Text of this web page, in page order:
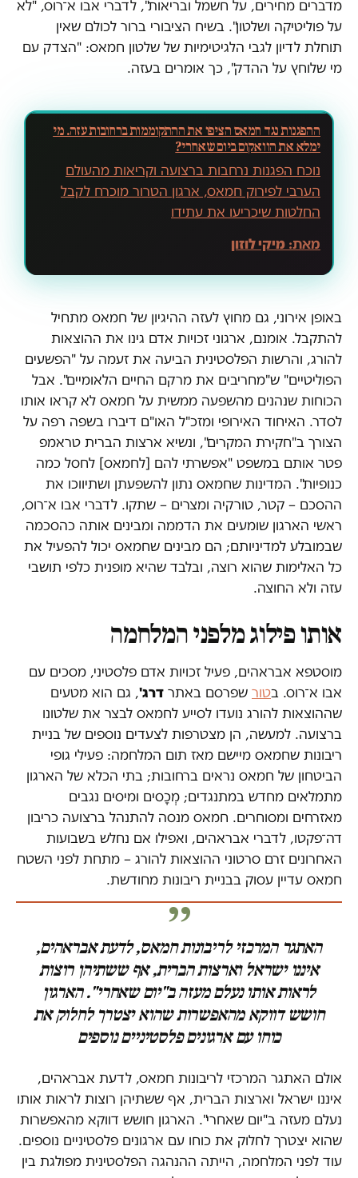
מדברים מחירים, על חשמל ובריאות", לדברי אבו א־רוס, "לא
על פוליטיקה ושלטון". בשיח הציבורי ברור לכולם שאין
תוחלת לדיון לגבי הלגיטימיות של שלטון חמאס: "הצדק עם
מי שלוחץ על ההדק", כך אומרים בעזה.
ההפגנות נגד חמאס הציפו את ההתקוממות ברחובות עזה. מי
ימלא את הוואקום ביום שאחרי?
נוכח הפגנות נרחבות ברצועה וקריאות מהעולם
הערבי לפירוק חמאס, ארגון הטרור מוכרח לקבל
החלטות שיכריעו את עתידו
מאת: מיקי לוזון
באופן אירוני, גם מחוץ לעזה ההיגיון של חמאס מתחיל
להתקבל. אומנם, ארגוני זכויות אדם גינו את ההוצאות
להורג, והרשות הפלסטינית הביעה את זעמה על "הפשעים
הפוליטיים" ש"מחריבים את מרקם החיים הלאומיים". אבל
הכוחות שנהנים מהשפעה ממשית על חמאס לא קראו אותו
לסדר. האיחוד האירופי ומזכ"ל האו"ם דיברו בשפה רפה על
הצורך ב"חקירת המקרים", ונשיא ארצות הברית טראמפ
פטר אותם במשפט "אפשרתי להם [לחמאס] לחסל כמה
כנופיות". המדינות שחמאס נתון להשפעתן ושתיווכו את
ההסכם – קטר, טורקיה ומצרים – שתקו. לדברי אבו א־רוס,
ראשי הארגון שומעים את הדממה ומבינים אותה כהסכמה
שבמובלע למדיניותם; הם מבינים שחמאס יכול להפעיל את
כל האלימות שהוא רוצה, ובלבד שהיא מופנית כלפי תושבי
עזה ולא החוצה.
אותו פילוג מלפני המלחמה
מוסטפא אבראהים, פעיל זכויות אדם פלסטיני, מסכים עם
אבו א־רוס. בטור שפרסם באתר דרג', גם הוא מטעים
שההוצאות להורג נועדו לסייע לחמאס לבצר את שלטונו
ברצועה. למעשה, הן מצטרפות לצעדים נוספים של בניית
ריבונות שחמאס מיישם מאז תום המלחמה: פעילי גופי
הביטחון של חמאס נראים ברחובות; בתי הכלא של הארגון
מתמלאים מחדש במתנגדים; מְכָסים ומיסים נגבים
מאזרחים ומסוחרים. חמאס מנסה להתנהל ברצועה כריבון
דה־פקטו, לדברי אבראהים, ואפילו אם נחלש בשבועות
האחרונים זרם סרטוני ההוצאות להורג – מתחת לפני השטח
חמאס עדיין עסוק בבניית ריבונות מחודשת.
האתגר המרכזי לריבונות חמאס, לדעת אבראהים,
איננו ישראל וארצות הברית, אף ששתיהן רוצות
לראות אותו נעלם מעזה ב"יום שאחרי". הארגון
חושש דווקא מהאפשרות שהוא יצטרך לחלוק את
כוחו עם ארגונים פלסטיניים נוספים
אולם האתגר המרכזי לריבונות חמאס, לדעת אבראהים,
איננו ישראל וארצות הברית, אף ששתיהן רוצות לראות אותו
נעלם מעזה ב"יום שאחרי". הארגון חושש דווקא מהאפשרות
שהוא יצטרך לחלוק את כוחו עם ארגונים פלסטיניים נוספים.
עוד לפני המלחמה, הייתה ההנהגה הפלסטינית מפולגת בין